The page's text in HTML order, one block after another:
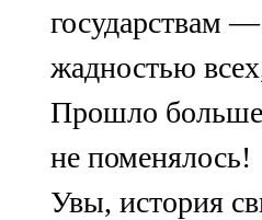
государствам
жадностью
Прошло больше
не поменялось!
Увы, история